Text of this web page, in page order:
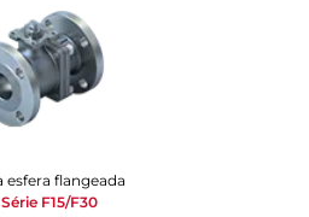
esfera flangeada
F15/F30